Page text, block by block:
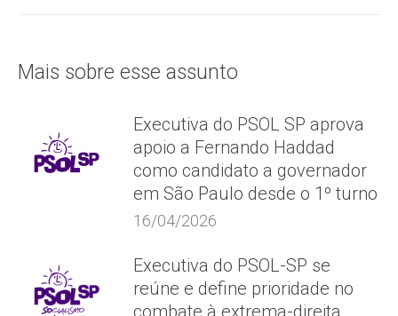
Mais sobre esse assunto
Executiva do PSOL SP aprova
apoio a Fernando Haddad
como candidato a governador
em São Paulo desde o 1º turno
16/04/2026
Executiva do PSOL-SP se
reúne e define prioridade no
combate à extrema-direita,